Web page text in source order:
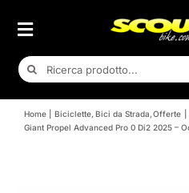
contenuto
Cerca
Home Biciclette Bici da Strada Offerte
Giant Propel Advanced Pro 0 Di2 2025 –